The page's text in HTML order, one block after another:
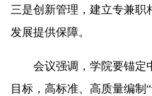
三是创新管理，建立专兼职
发展提供保障。
会议强调，学院要锚定
目标，高标准、高质量编制